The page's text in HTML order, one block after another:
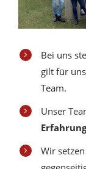
Bei uns
gilt für
Team.
Unser
Erfahrung
Wir